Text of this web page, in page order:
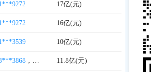
17亿(元)
16亿(元)
10亿(元)
， 1359***7695，1958***8684
11.8亿(元)